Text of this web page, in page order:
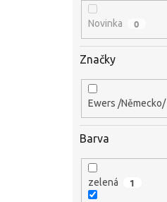
Novinka 0
Značky
Ewers /Německo/
Barva
zelená 1